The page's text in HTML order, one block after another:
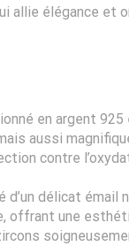
allie élégance et
en argent
aussi
contre
d’un délicat émail
offrant une